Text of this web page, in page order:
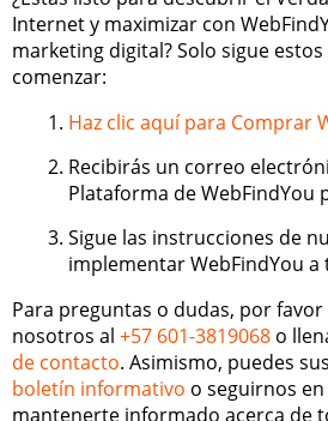
Internet y maximizar con
marketing digital? Solo sigue
comenzar:
Haz clic aquí para Comprar
Recibirás un correo
Plataforma de WebFindYou
Sigue las instrucciones de
implementar WebFindYou a
Para preguntas o dudas, por
nosotros al +57 601-3819068 o
de contacto. Asimismo, puedes
boletín informativo o seguirnos
mantenerte informado acerca de